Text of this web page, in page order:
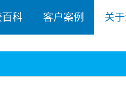
科 客户案例 关